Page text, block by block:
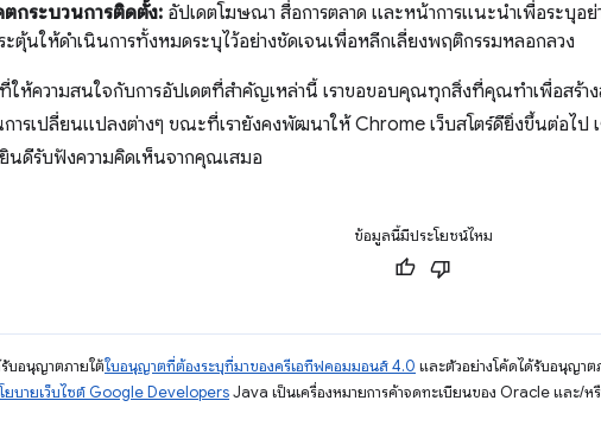
ตกระบวนการติดตั้ง: อัปเดตโฆษณา สื่อการตลาด และหน้าการแนะนำเพื่อระบุอย่
ตุ้นให้ดำเนินการทั้งหมดระบุไว้อย่างชัดเจนเพื่อหลีกเลี่ยงพฤติกรรมหลอกลวง
ห้ความสนใจกับการอัปเดตที่สำคัญเหล่านี้ เราขอขอบคุณทุกสิ่งที่คุณทำเพื่อสร้าง
ารเปลี่ยนแปลงต่างๆ ขณะที่เรายังคงพัฒนาให้ Chrome เว็บสโตร์ดียิ่งขึ้นต่อไป
ยินดีรับฟังความคิดเห็นจากคุณเสมอ
ข้อมูลนี้มีประโยชน์ไหม
รับอนุญาตภายใต้ใบอนุญาตที่ต้องระบุที่มาของครีเอทีฟคอมมอนส์ 4.0 และตัวอย่างโค้ดได้รับอนุญาต
ยบายเว็บไซต์ Google DevelopersJava เป็นเครื่องหมายการค้าจดทะเบียนของ Oracle และ/ห